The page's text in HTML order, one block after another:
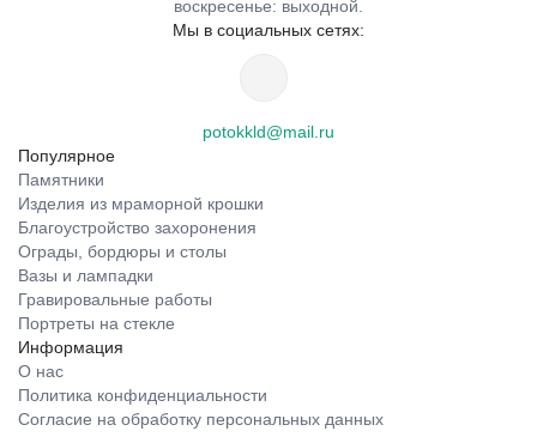
воскресенье: выходной.
Мы в социальных сетях:
potokkld@mail.ru
Популярное
Памятники
Изделия из мраморной крошки
Благоустройство захоронения
Ограды, бордюры и столы
Вазы и лампадки
Гравировальные работы
Портреты на стекле
Информация
О нас
Политика конфиденциальности
Согласие на обработку персональных данных